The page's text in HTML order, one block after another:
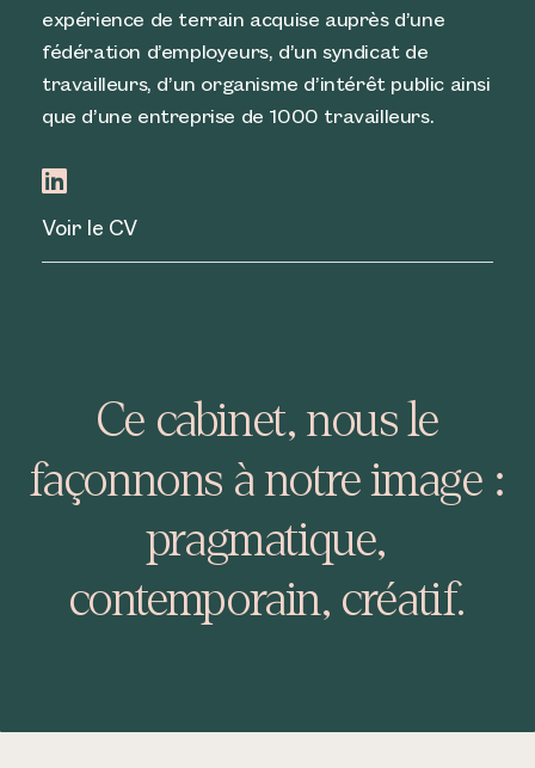
expérience de terrain acquise auprès d’une
fédération d’employeurs, d’un syndicat de
travailleurs, d’un organisme d’intérêt public ainsi
que d’une entreprise de 1000 travailleurs.
Voir le CV
Ce cabinet, nous le
façonnons à notre image :
pragmatique,
contemporain, créatif.